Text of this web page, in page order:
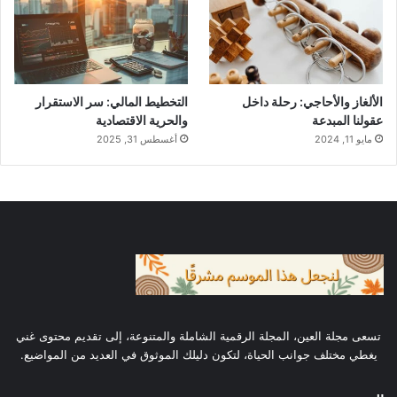
التجارية.
المرونة في خيارات الدفع تحفّز ثقة العملاء.
خبراء التجارة يؤكدون على أهمية مراجعة الخطط
التشغيلية بشكل دوري. هذه الاستراتيجيات تساعد
في نمو التجارة الإلكترونية، خاصة في السوق
أهمية التسوق عبر الإنترنت في
السعودية
خلالالتسوق عبر الإنترنت. هذا ما يمنح
الألغاز والأحاجي: رحلة داخل
عقولنا المبدعة
مايو 11, 2024
التخطيط المالي: سر الاستقرار
والحرية الاقتصادية
أغسطس 31, 2025
تسعى مجلة العين، المجلة الرقمية الشاملة والمتنوعة، إلى تقديم محتوى غني
يغطي مختلف جوانب الحياة، لتكون دليلك الموثوق في العديد من المواضيع.